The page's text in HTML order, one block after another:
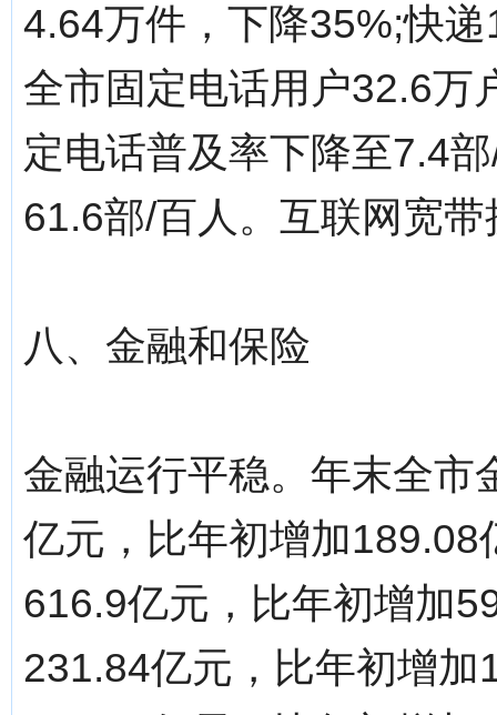
4.64万件，下降35%;快
全市固定电话用户32.6万
定电话普及率下降至7.4
61.6部/百人。互联网宽
八、金融和保险
金融运行平稳。年末全市
亿元，比年初增加
616.9亿元，比年初增加
231.84亿元，比年初增